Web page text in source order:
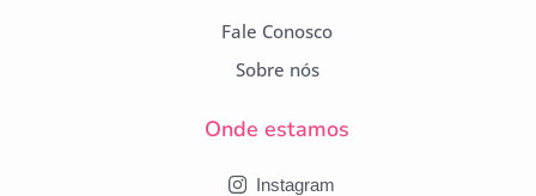
Fale Conosco
Sobre nós
Onde estamos
Instagram